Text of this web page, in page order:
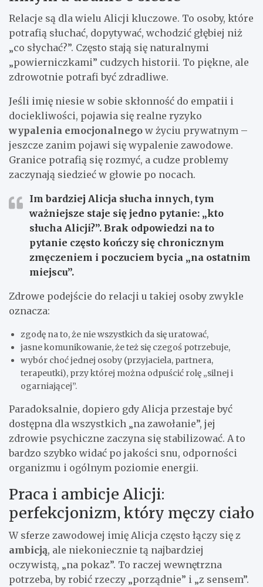
Relacje są dla wielu Alicji kluczowe. To osoby, które
potrafią słuchać, dopytywać, wchodzić głębiej niż
„co słychać?”. Często stają się naturalnymi
„powierniczkami” cudzych historii. To piękne, ale
zdrowotnie potrafi być zdradliwe.
Jeśli imię niesie w sobie skłonność do empatii i
dociekliwości, pojawia się realne ryzyko
wypalenia emocjonalnego w życiu prywatnym –
jeszcze zanim pojawi się wypalenie zawodowe.
Granice potrafią się rozmyć, a cudze problemy
zaczynają siedzieć w głowie po nocach.
Im bardziej Alicja słucha innych, tym
ważniejsze staje się jedno pytanie: „kto
słucha Alicji?”. Brak odpowiedzi na to
pytanie często kończy się chronicznym
zmęczeniem i poczuciem bycia „na ostatnim
miejscu”.
Zdrowe podejście do relacji u takiej osoby zwykle
oznacza:
zgodę na to, że nie wszystkich da się uratować,
jasne komunikowanie, że też się czegoś potrzebuje,
wybór choć jednej osoby (przyjaciela, partnera,
terapeutki), przy której można odpuścić rolę „silnej i
ogarniającej”.
Paradoksalnie, dopiero gdy Alicja przestaje być
dostępna dla wszystkich „na zawołanie”, jej
zdrowie psychiczne zaczyna się stabilizować. A to
bardzo szybko widać po jakości snu, odporności
organizmu i ogólnym poziomie energii.
Praca i ambicje Alicji:
perfekcjonizm, który męczy ciało
W sferze zawodowej imię Alicja często łączy się z
ambicją, ale niekoniecznie tą najbardziej
oczywistą, „na pokaz”. To raczej wewnętrzna
potrzeba, by robić rzeczy „porządnie” i „z sensem”.